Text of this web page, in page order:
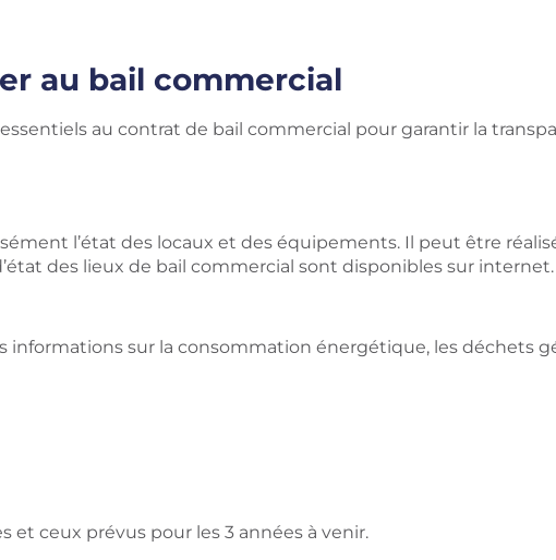
au bail commercial
au contrat de bail commercial pour garantir la
l’état des locaux et des équipements. Il peut être
des lieux de bail commercial sont disponibles sur internet.
informations sur la consommation énergétique, les déchets
et ceux prévus pour les 3 années à venir.